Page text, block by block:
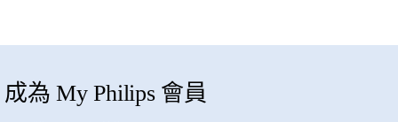
成為 My Philips 會員